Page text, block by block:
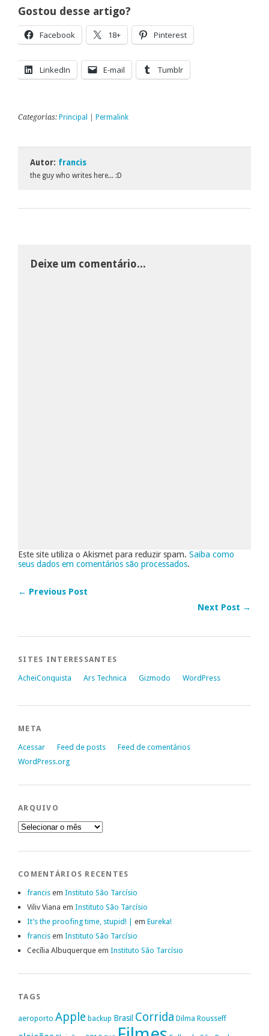
Gostou desse artigo?
Facebook 18+ Pinterest
LinkedIn E-mail Tumblr
Categorias: Principal Permalink
Autor: francis
the guy who writes here... :D
Deixe um comentário...
Este site utiliza o Akismet para reduzir spam. Saiba como
seus dados em comentários são processados.
← Previous Post
Next Post →
SITES INTERESSANTES
AcheiConquista Ars Technica Gizmodo WordPress
META
Acessar Feed de posts
Feed de comentários
WordPress.org
ARQUIVO
Arquivo
COMENTÁRIOS RECENTES
francis em Instituto São Tarcísio
Viliv Viana em Instituto São Tarcísio
It’s the proofing time, stupid! | em Eureka!
francis em Instituto São Tarcísio
Cecília Albuquerque em Instituto São Tarcísio
TAGS
aeroporto Apple backup Brasil Corrida Dilma Rousseff